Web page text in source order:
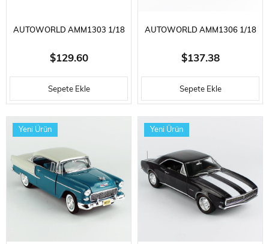
AUTOWORLD AMM1303 1/18
ÖLÇEK, 1977 DODGE
ADVENTURER SWEPTLINE,
SERGILEMEYE HAZIR METAL
ARABA MODELI
$129.60
Sepete Ekle
AUTOWORLD AMM1306 1/18
ÖLÇEK, 2003 MUSTANG
SALEEN S281 SC SPEEDSTER,
DARK SHADOW GRAY,
SERGILEMEYE HAZIR METAL
$137.38
Sepete Ekle
Yeni Ürün Yeni Ürün